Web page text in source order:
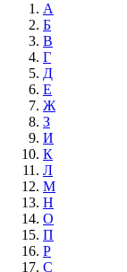
А
Б
В
Г
Д
Е
Ж
З
И
К
Л
М
Н
О
П
Р
С